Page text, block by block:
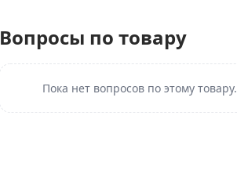
Вопросы по товару
Пока нет вопросов по этому товару.